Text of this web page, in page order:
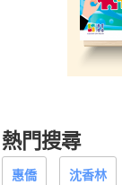
熱門搜尋
惠僑 沈香林